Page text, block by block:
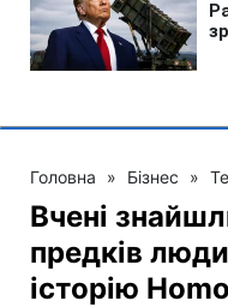
Головна » Бізнес »
Вчені
предків
історію